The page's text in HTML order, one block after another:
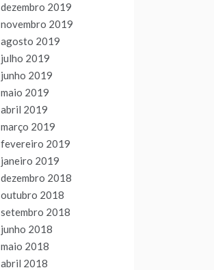
dezembro 2019
novembro 2019
agosto 2019
julho 2019
junho 2019
maio 2019
abril 2019
março 2019
fevereiro 2019
janeiro 2019
dezembro 2018
outubro 2018
setembro 2018
junho 2018
maio 2018
abril 2018